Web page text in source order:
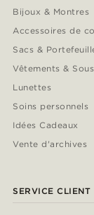
Bijoux & Montres
Accessoires de
Sacs &
Vêtements &
Lunettes
Soins personnels
Idées Cadeaux
Vente d'archives
SERVICE CLIENT